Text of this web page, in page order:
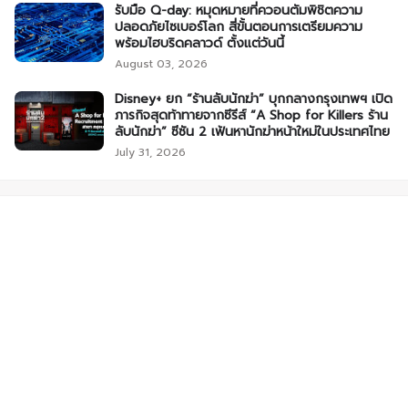
รับมือ Q-day: หมุดหมายที่ควอนตัมพิชิตความ
ปลอดภัยไซเบอร์โลก สี่ขั้นตอนการเตรียมความ
พร้อมไฮบริดคลาวด์ ตั้งแต่วันนี้
August 03, 2026
Disney+ ยก “ร้านลับนักฆ่า” บุกกลางกรุงเทพฯ เปิด
ภารกิจสุดท้าทายจากซีรีส์ “A Shop for Killers ร้าน
ลับนักฆ่า” ซีซัน 2 เฟ้นหานักฆ่าหน้าใหม่ในประเทศไทย
July 31, 2026